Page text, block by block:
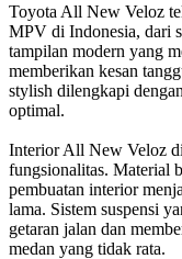
Toyota All New Veloz
MPV di Indonesia, dari
tampilan modern yang
memberikan kesan
stylish dilengkapi
optimal.
Interior All New Veloz
fungsionalitas. Material
pembuatan interior
lama. Sistem suspensi
getaran jalan dan
medan yang tidak rata.